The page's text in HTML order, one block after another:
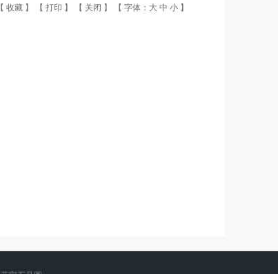
收藏 】 【 打印 】 【 关闭 】 【 字体： 大中 小 】